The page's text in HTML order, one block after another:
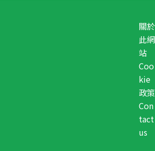
關於
此網
站
Coo
kie
政策
Con
tact
us